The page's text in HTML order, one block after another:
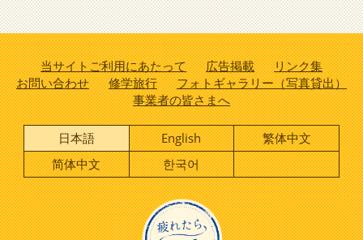
当サイトご利用にあたって 広告掲載
リンク集
お問い合わせ
修学旅行
フォトギャラリー（写真貸出）
事業者の皆さまへ
日本語 English
繁体中文
简体中文
한국어